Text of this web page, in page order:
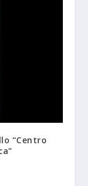
“Centro